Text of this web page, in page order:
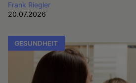
Frank Riegler
20.07.2026
GESUNDHEIT